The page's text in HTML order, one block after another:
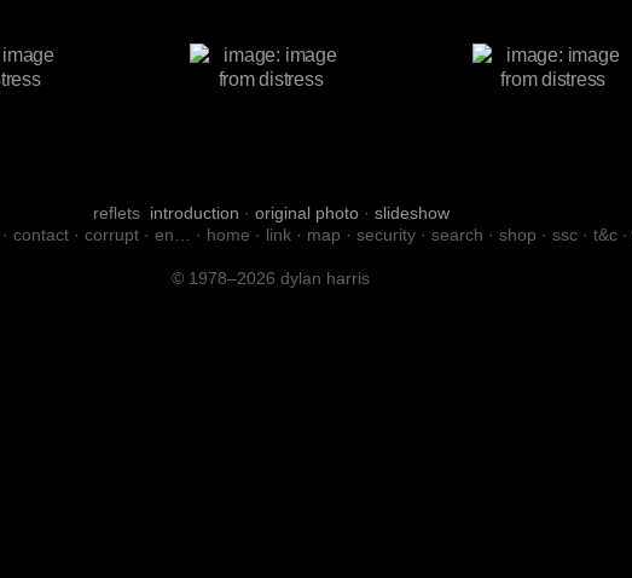
reflets introduction · original photo · slideshow
· contact · corrupt · en… · home · link · map · security · search · shop · ssc · t&c ·
© 1978–2026 dylan harris